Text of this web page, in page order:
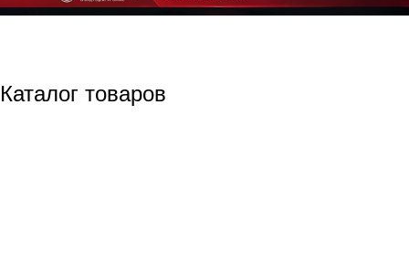
Каталог товаров